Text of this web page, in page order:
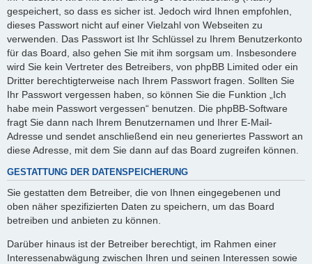
gespeichert, so dass es sicher ist. Jedoch wird Ihnen empfohlen,
dieses Passwort nicht auf einer Vielzahl von Webseiten zu
verwenden. Das Passwort ist Ihr Schlüssel zu Ihrem Benutzerkonto
für das Board, also gehen Sie mit ihm sorgsam um. Insbesondere
wird Sie kein Vertreter des Betreibers, von phpBB Limited oder ein
Dritter berechtigterweise nach Ihrem Passwort fragen. Sollten Sie
Ihr Passwort vergessen haben, so können Sie die Funktion „Ich
habe mein Passwort vergessen“ benutzen. Die phpBB-Software
fragt Sie dann nach Ihrem Benutzernamen und Ihrer E-Mail-
Adresse und sendet anschließend ein neu generiertes Passwort an
diese Adresse, mit dem Sie dann auf das Board zugreifen können.
GESTATTUNG DER DATENSPEICHERUNG
Sie gestatten dem Betreiber, die von Ihnen eingegebenen und
oben näher spezifizierten Daten zu speichern, um das Board
betreiben und anbieten zu können.
Darüber hinaus ist der Betreiber berechtigt, im Rahmen einer
Interessenabwägung zwischen Ihren und seinen Interessen sowie